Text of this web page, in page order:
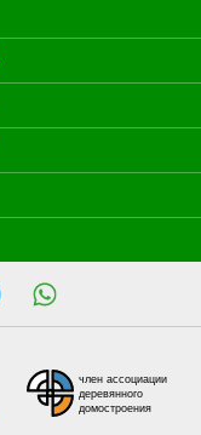
член ассоциации
деревянного
домостроения